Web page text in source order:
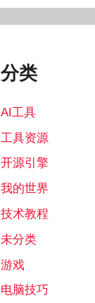
分类
AI工具
工具资源
开源引擎
我的世界
技术教程
未分类
游戏
电脑技巧